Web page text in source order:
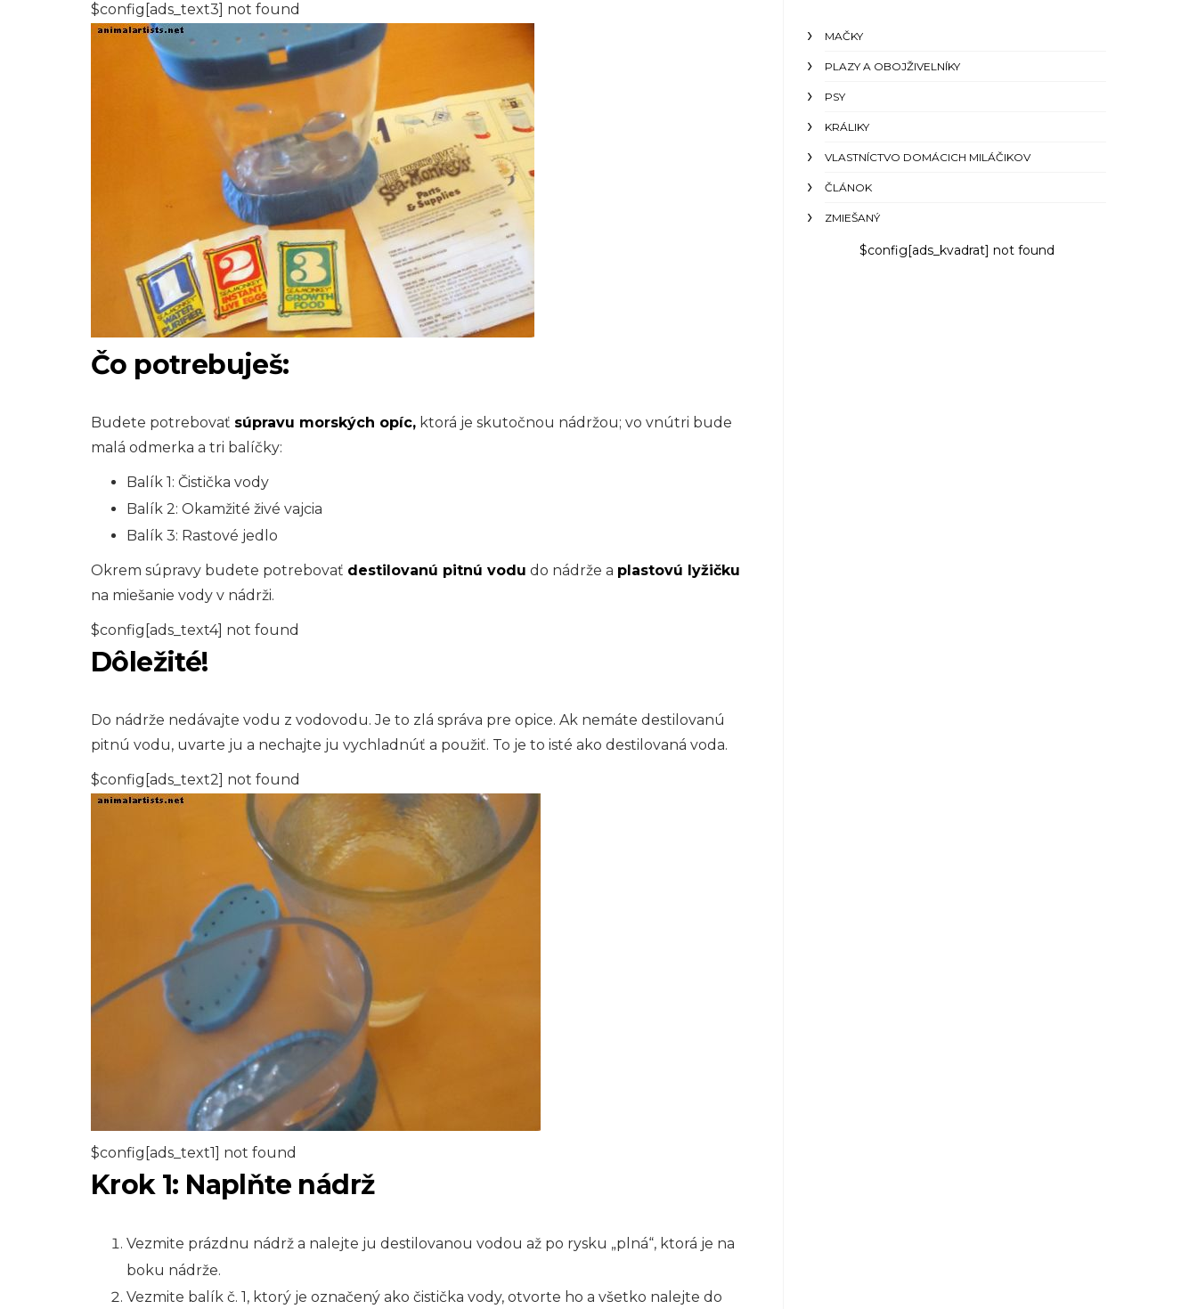
$config[ads_text3] not found
Čo potrebuješ:
Budete potrebovať súpravu morských opíc, ktorá je skutočnou nádržou; vo vnútri bude
malá odmerka a tri balíčky:
Balík 1: Čistička vody
Balík 2: Okamžité živé vajcia
Balík 3: Rastové jedlo
Okrem súpravy budete potrebovať destilovanú pitnú vodu do nádrže a plastovú lyžičku
na miešanie vody v nádrži.
$config[ads_text4] not found
Dôležité!
Do nádrže nedávajte vodu z vodovodu. Je to zlá správa pre opice. Ak nemáte destilovanú
pitnú vodu, uvarte ju a nechajte ju vychladnúť a použiť. To je to isté ako destilovaná voda.
$config[ads_text2] not found
$config[ads_text1] not found
Krok 1: Naplňte nádrž
Vezmite prázdnu nádrž a nalejte ju destilovanou vodou až po rysku „plná“, ktorá je na
boku nádrže.
Vezmite balík č. 1, ktorý je označený ako čistička vody, otvorte ho a všetko nalejte do
MAČKY
PLAZY A OBOJŽIVELNÍKY
PSY
KRÁLIKY
VLASTNÍCTVO DOMÁCICH MILÁČIKOV
ČLÁNOK
ZMIEŠANÝ
$config[ads_kvadrat] not found